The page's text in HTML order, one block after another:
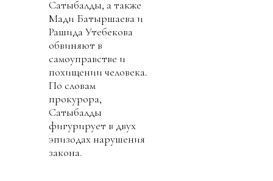
Сатыбалды, а также
Мади Батыршаева и
Рашида Утебекова
обвиняют в
самоуправстве и
похищении человека.
По словам
прокурора,
Сатыбалды
фигурирует в двух
эпизодах нарушения
закона.